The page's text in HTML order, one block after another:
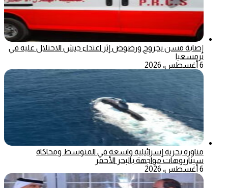
إصابة مسن بجروح ورضوض إثر اعتداء جيش الاحتلال عليه في
ترمسعيا
6 أغسطس، 2026
مناورة بحرية إسرائيلية واسعة في المتوسط ومحاكاة
سيناريوهات مواجهة بالبحر الأحمر
6 أغسطس، 2026